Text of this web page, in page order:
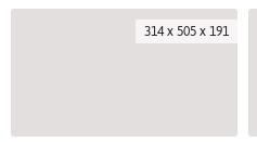
314 x 505 x 191